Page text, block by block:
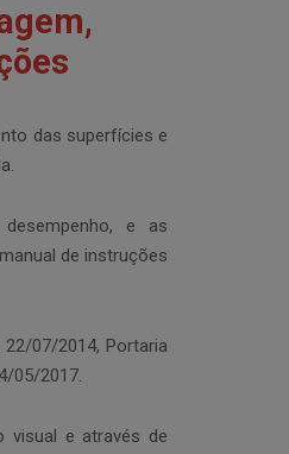
das superfícies e
e as
de instruções
22/07/2014, Portaria
05/2017.
visual e através de